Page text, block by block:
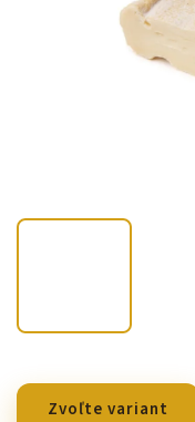
Zvoľte variant